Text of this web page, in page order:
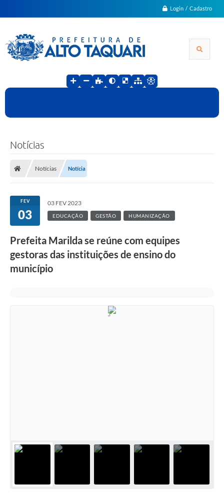
Login / Cadastro
Notícias
Notícias Notícia
FEV
03
03 FEV 2023
EDUCAÇÃO GESTÃO HUMANIZAÇÃO
Prefeita Marilda se reúne com equipes
gestoras das instituições de ensino do
município